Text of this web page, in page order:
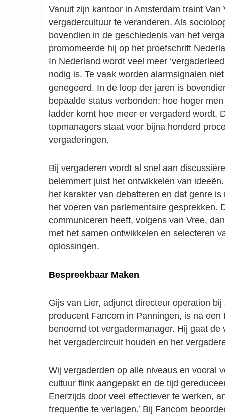
Vanuit zijn kantoor in Amsterdam traint
vergadercultuur te veranderen. Als
bovendien in de geschiedenis van het
promomeerde hij op het proefschrift
In Nederland wordt veel meer
nodig is. Te vaak worden alarmsignalen
genegeerd. In de loop der jaren is
bepaalde status verbonden: hoe hoger
ladder komt hoe meer er vergaderd wordt.
topmanagers staat voor bijna honderd
vergaderingen.
Bij vergaderen wordt al snel aan
belemmert juist het ontwikkelen van
het karakter van debatteren en dat genre
het voeren van parlementaire gesprekken.
communiceren heeft, volgens van Vree,
met het samen ontwikkelen en selecteren
oplossingen.
Bespreekbaar Maken
Gijs van Lier, adjunct directeur operation
producent Fancom in Panningen, is na een
benoemd tot vergadermanager. Hij gaat de
het vergadercircuit houden en het
Wij vergaderden op alle niveaus en vooral
cultuur flink aangepakt en de tijd
Enerzijds door veel effectiever te werken,
frequentie te verlagen.’ Bij Fancom